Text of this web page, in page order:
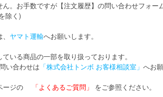
。お手数ですが【注文履歴】の問い合わせフォー
除く)
ヤマト運輸へお願いします。
いる商品の一部を取り扱っております。
い合わせは 「株式会社トンボ お客様相談室」 へお
ージの 「よくあるご質問」 をご参照ください。